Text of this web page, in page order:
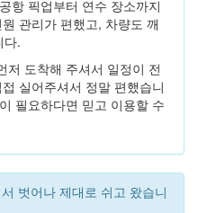
항 픽업부터 연수 장소까지
관리가 편했고, 차량도 깨
다.
저 도착해 주셔서 일정이 전
실어주셔서 정말 편했습니
필요하다면 믿고 이용할 수
벗어나 제대로 쉬고 왔습니